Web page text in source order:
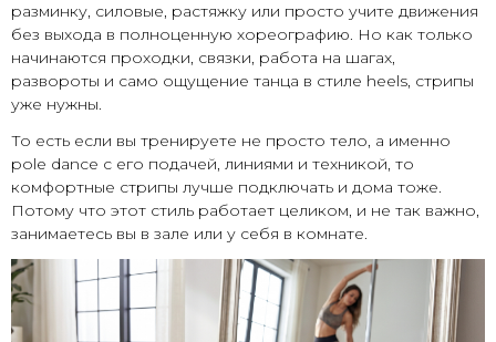
разминку, силовые, растяжку или просто учите движения
без выхода в полноценную хореографию. Но как только
начинаются проходки, связки, работа на шагах,
развороты и само ощущение танца в стиле heels, стрипы
уже нужны.
То есть если вы тренируете не просто тело, а именно
pole dance с его подачей, линиями и техникой, то
комфортные стрипы лучше подключать и дома тоже.
Потому что этот стиль работает целиком, и не так важно,
занимаетесь вы в зале или у себя в комнате.